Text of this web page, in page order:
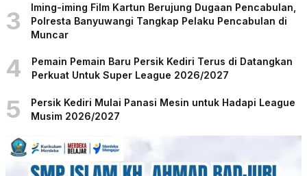
3
Iming-iming Film Kartun Berujung Dugaan Pencabulan,
Polresta Banyuwangi Tangkap Pelaku Pencabulan di
Muncar
4
Pemain Pemain Baru Persik Kediri Terus di Datangkan
Perkuat Untuk Super League 2026/2027
5
Persik Kediri Mulai Panasi Mesin untuk Hadapi League
Musim 2026/2027